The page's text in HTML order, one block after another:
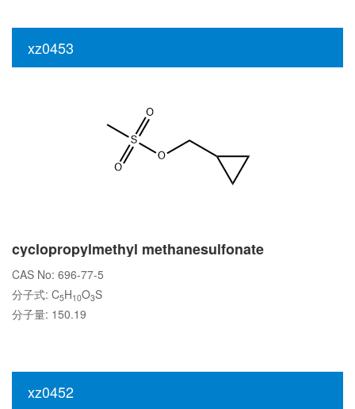
xz0453
cyclopropylmethyl methanesulfonate
CAS No: 696-77-5
分子式: C5H10O3S
分子量: 150.19
xz0452